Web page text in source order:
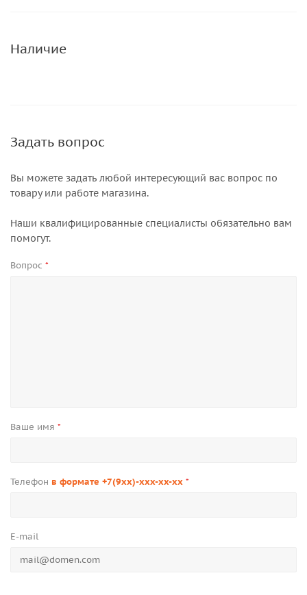
Наличие
Задать вопрос
Вы можете задать любой интересующий вас вопрос по
товару или работе магазина.
Наши квалифицированные специалисты обязательно вам
помогут.
Вопрос *
Ваше имя *
Телефон в формате +7(9xx)-xxx-xx-xx *
E-mail